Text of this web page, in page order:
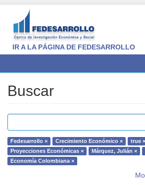
IR A LA PÁGINA DE FEDESARROLLO
Buscar
Fedesarrollo × Crecimiento Económico ×
true ×
Proyecciones Económicas ×
Márquez, Julián ×
Economía Colombiana ×